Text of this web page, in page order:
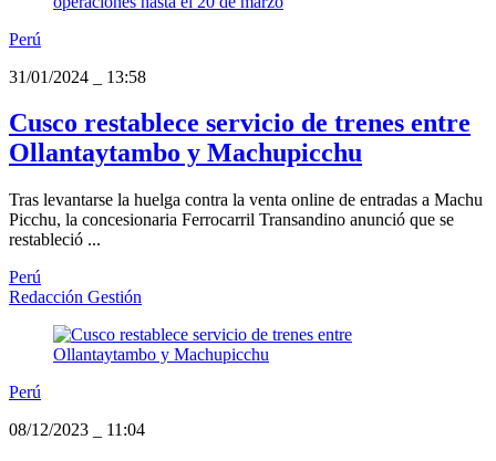
Perú
31/01/2024
13:58
Cusco restablece servicio de trenes entre
Ollantaytambo y Machupicchu
Tras levantarse la huelga contra la venta online de entradas a Machu
Picchu, la concesionaria Ferrocarril Transandino anunció que se
restableció ...
Perú
Redacción Gestión
Perú
08/12/2023
11:04